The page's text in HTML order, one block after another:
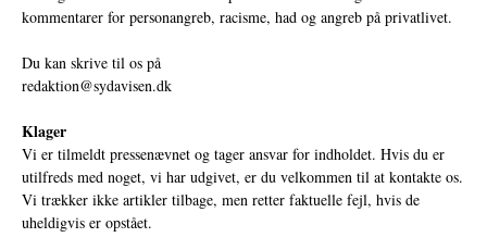
kommentarer for personangreb, racisme, had og angreb på privatlivet.
Du kan skrive til os på
redaktion@sydavisen.dk
Klager
Vi er tilmeldt pressenævnet og tager ansvar for indholdet. Hvis du er
utilfreds med noget, vi har udgivet, er du velkommen til at kontakte os.
Vi trækker ikke artikler tilbage, men retter faktuelle fejl, hvis de
uheldigvis er opstået.